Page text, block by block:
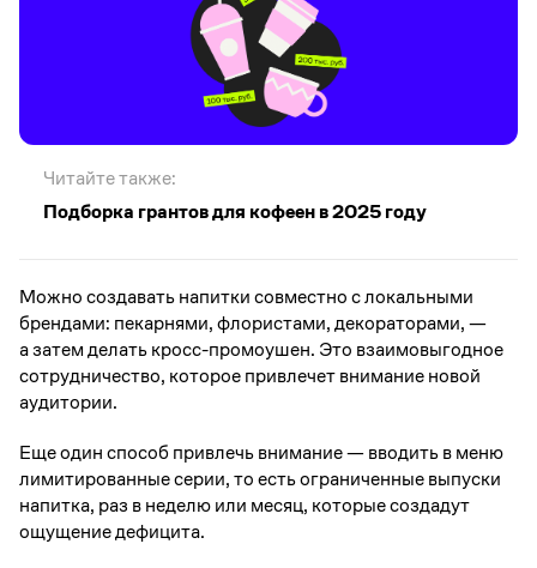
Читайте также:
Подборка грантов для кофеен в 2025 году
Можно создавать напитки совместно с локальными
брендами: пекарнями, флористами, декораторами, —
а затем делать кросс-промоушен. Это взаимовыгодное
сотрудничество, которое привлечет внимание новой
аудитории.
Еще один способ привлечь внимание — вводить в меню
лимитированные серии, то есть ограниченные выпуски
напитка, раз в неделю или месяц, которые создадут
ощущение дефицита.